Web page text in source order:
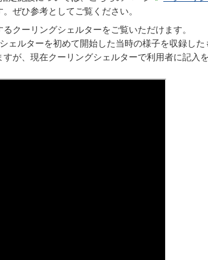
ぜひ参考としてご覧ください。
クーリングシェルターをご覧いただけます。
ェルターを初めて開始した当時の様子を収録した
が、現在クーリングシェルターで利用者に記入